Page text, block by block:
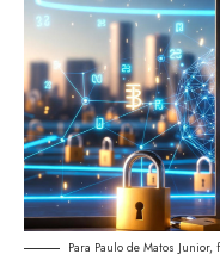
Para Paulo de Matos